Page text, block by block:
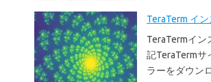
TeraTerm イ
TeraTermイン
記TeraTermサ
ラーをダウン